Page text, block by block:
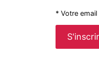
* Votre email